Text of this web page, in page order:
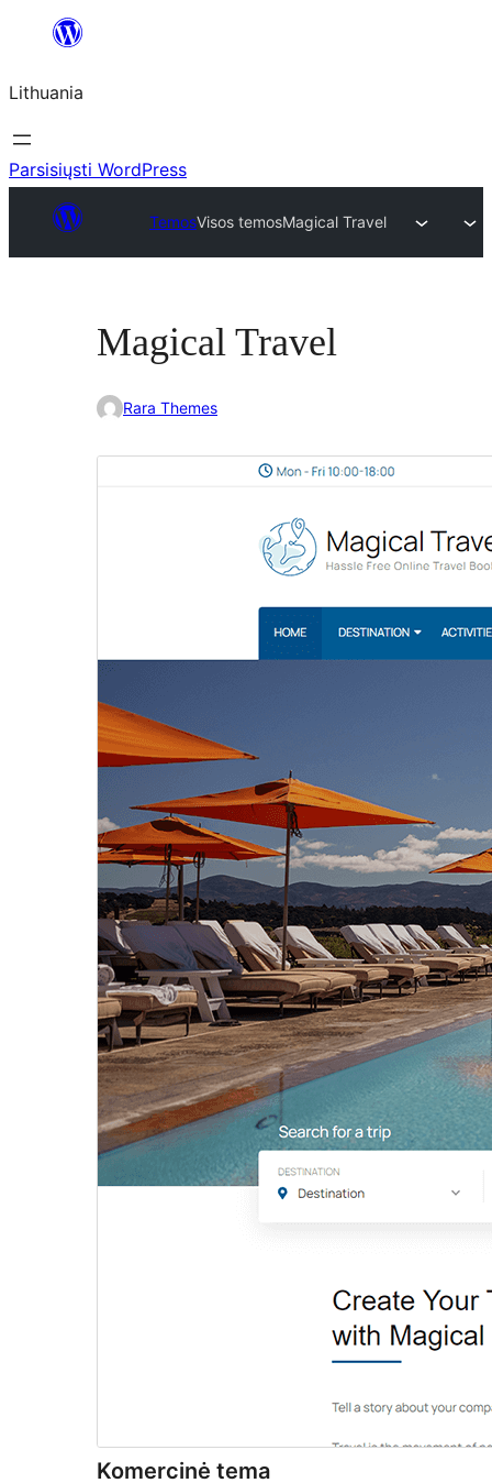
turinio
Lithuania
Parsisiųsti WordPress
TemosVisos temosMagical Travel
Magical Travel
Rara Themes
Komercinė tema